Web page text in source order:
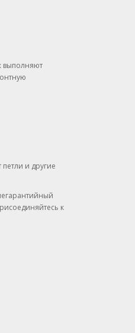
выполняют
и другие
к